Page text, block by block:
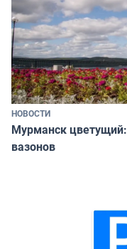
НОВОСТИ
Мурманск
вазонов